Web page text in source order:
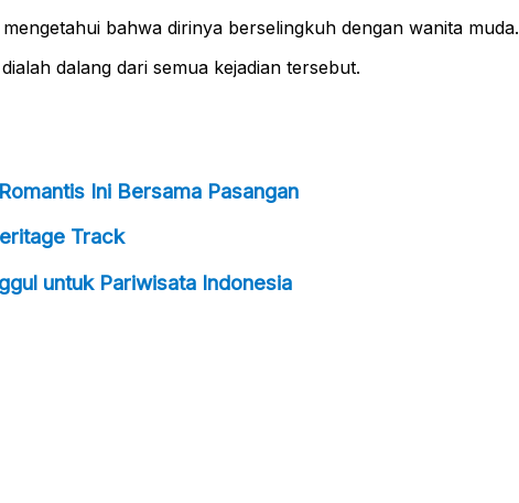
bahwa dirinya berselingkuh dengan wanita muda.
dalang dari semua kejadian tersebut.
Ini Bersama Pasangan
Track
untuk Pariwisata Indonesia